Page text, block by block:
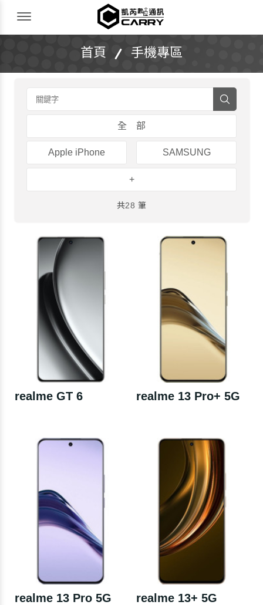
凱芮數位通訊｜iPhone 收購｜二手機買賣
首頁 手機專區
全 部
Apple iPhone SAMSUNG
+
共28 筆
realme GT 6 realme 13 Pro+ 5G
realme 13 Pro 5G realme 13+ 5G